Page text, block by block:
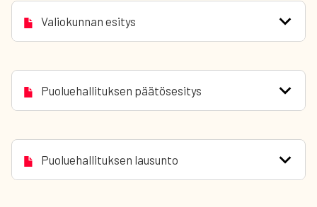
Valiokunnan esitys
Puoluehallituksen päätösesitys
Puoluehallituksen lausunto